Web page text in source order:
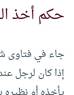
حكم أخذ
جاء في فتاوى
إذا كان لرجل